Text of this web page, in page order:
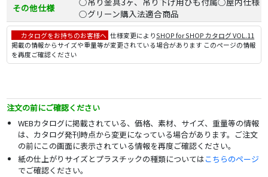
その他仕様
○グリーン購入法適合商品
カタログをお持ちのお客様へ 仕様変更によりSHOP for SHOP カタログ VOL.11
掲載の情報からサイズや重量等が変更されている場合があります このページの情報
を再度ご確認ください
注文の前にご確認ください
WEBカタログに掲載されている、価格、素材、サイズ、重量等の情報
は、カタログ発刊時点から変更になっている場合があります。ご注文
の前にこの画面に表示されている情報を再度ご確認ください。
紙の仕上がりサイズとプラスチックの種類についてはこちらのページ
でご確認ください。